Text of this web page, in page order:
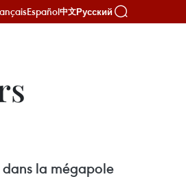
Español中文Русский
la mégapole